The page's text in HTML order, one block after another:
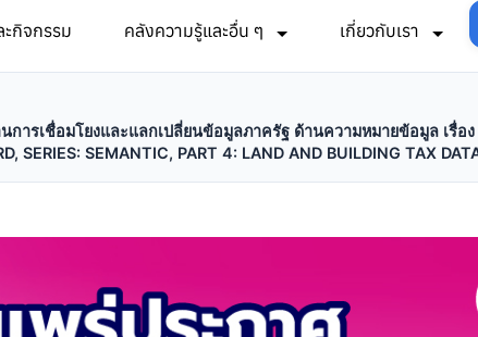
กิจกรรม คลังความรู้และอื่น ๆ เกี่ยวกับเรา
ารเชื่อมโยงและแลกเปลี่ยนข้อมูลภาครัฐ ด้านความหมายข้อมูล เรื่อ
SERIES: SEMANTIC, PART 4: LAND AND BUILDING TAX